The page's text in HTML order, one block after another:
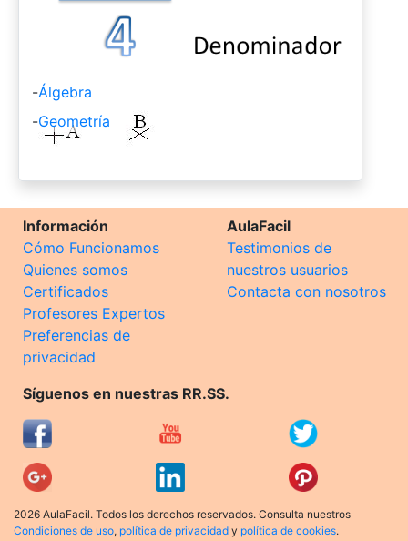
-Álgebra
-Geometría
Información
Cómo Funcionamos
Quienes somos
Certificados
Profesores Expertos
Preferencias de
privacidad
AulaFacil
Testimonios de
nuestros usuarios
Contacta con nosotros
Síguenos en nuestras RR.SS.
2026 AulaFacil. Todos los derechos reservados. Consulta nuestros
Condiciones de uso, política de privacidad y política de cookies.